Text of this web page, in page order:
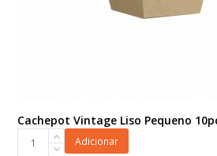
Cachepot Vintage Liso Pequeno
Cachepot
Adicionar